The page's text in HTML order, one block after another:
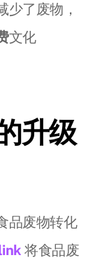
少了废物，
文化
升级
品废物转化
将食品废